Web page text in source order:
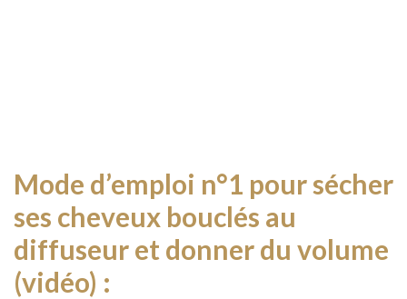
Mode d’emploi n°1 pour sécher
ses cheveux bouclés au
diffuseur et donner du volume
(vidéo) :